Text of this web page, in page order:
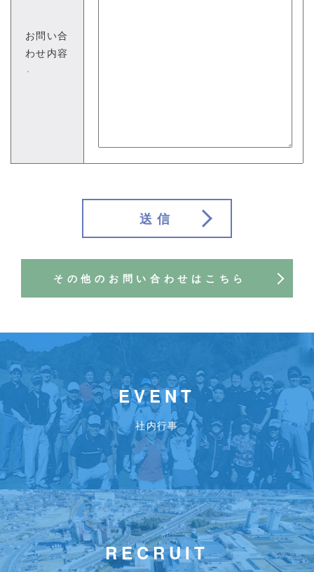
お問い合
わせ内容
※
送信
その他のお問い合わせはこちら
EVENT
社内行事
RECRUIT